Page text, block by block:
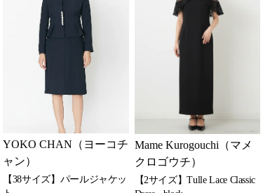
YOKO CHAN（ヨーコチ
ャン）
【38サイズ】パールジャケッ
Mame Kurogouchi（マメ
クロゴウチ）
【2サイズ】Tulle Lace Classic